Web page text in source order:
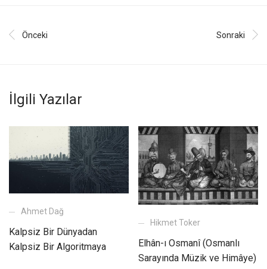
Önceki Sonraki
İlgili Yazılar
Ahmet Dağ
Kalpsiz Bir Dünyadan
Kalpsiz Bir Algoritmaya
Hikmet Toker
Elhân-ı Osmanî (Osmanlı
Sarayında Müzik ve Himâye)